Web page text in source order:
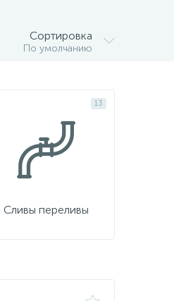
Сортировка
По умолчанию
13
Сливы переливы